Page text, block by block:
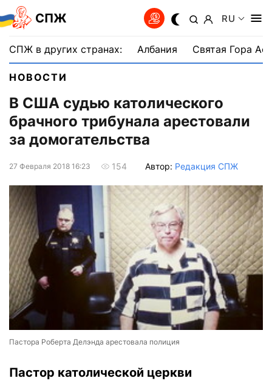
СПЖ RU
СПЖ в других странах: Албания Святая Гора
НОВОСТИ
В США судью католического
брачного трибунала арестовали
за домогательства
27 Февраля 2018 16:23 154 Автор: Редакция СПЖ
Пастора Роберта Делэнда арестовала полиция
Пастор католической церкви